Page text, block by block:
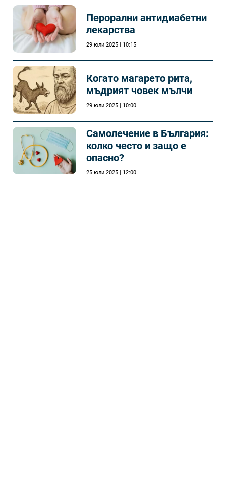
Перорални антидиабетни
лекарства
29 юли 2025 | 10:15
Когато магарето рита,
мъдрият човек мълчи
29 юли 2025 | 10:00
Самолечeние в България:
колко често и защо е
опасно?
25 юли 2025 | 12:00